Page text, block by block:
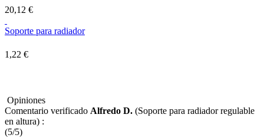
20,12 €
Soporte para radiador
1,22 €
Opiniones
Comentario verificado Alfredo D. (Soporte para radiador regulable
en altura) :
(5/5)